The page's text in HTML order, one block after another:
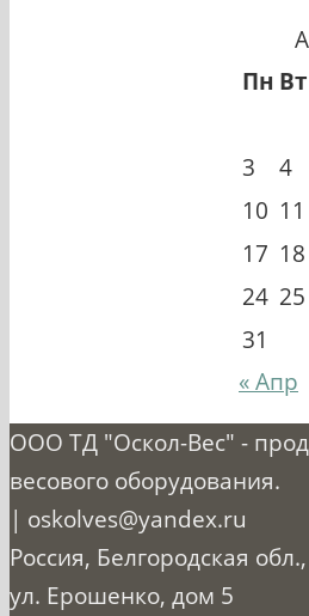
Пн Вт
3
4
10 11
17 18
24 25
31
« Апр
ООО ТД "Оскол-Вес" -
весового оборудования.
| oskolves@yandex.ru
Россия, Белгородская
ул. Ерошенко, дом 5